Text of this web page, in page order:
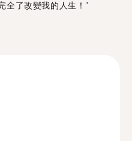
全了改變我的人生！"